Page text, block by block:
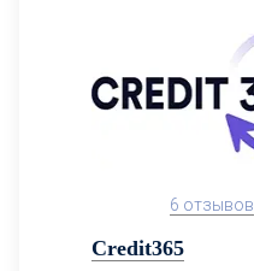
6 отзывов
Credit365